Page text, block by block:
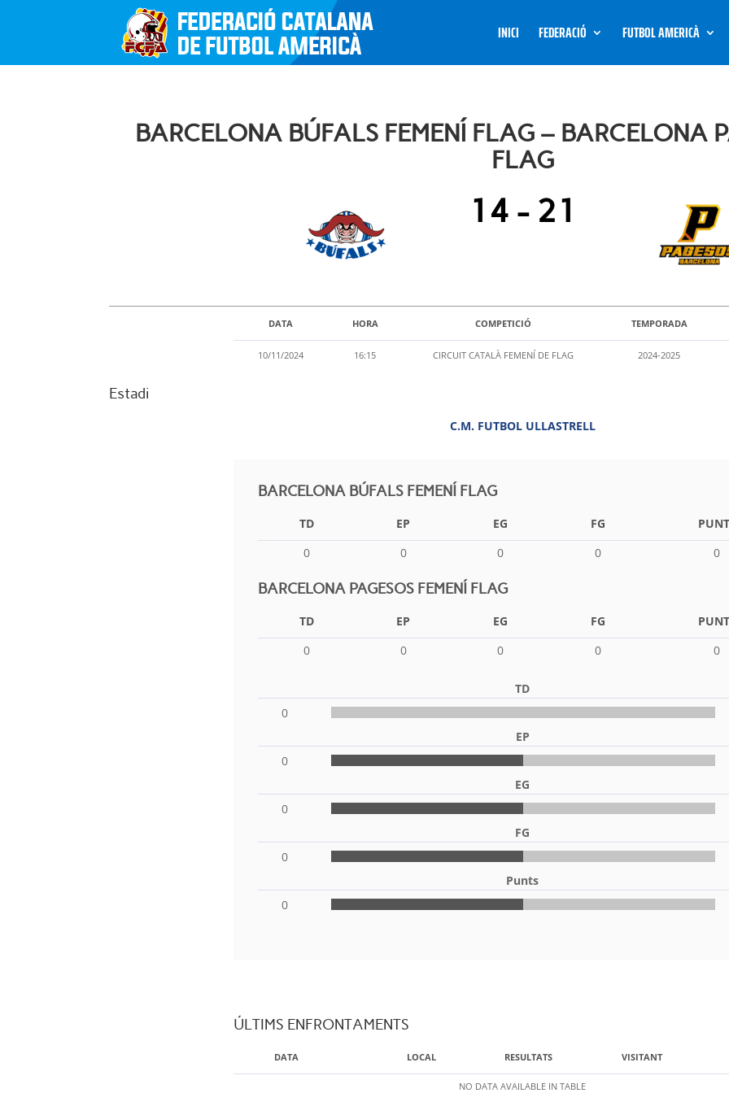
INICI FEDERACIÓ FUTBOL AMERICÀ
BARCELONA BÚFALS FEMENÍ FLAG – BARCELONA
FLAG
14 - 21
DATA HORA COMPETICIÓ TEMPORADA
10/11/2024 16:15 CIRCUIT CATALÀ FEMENÍ DE FLAG 2024-2025
Estadi
C.M. FUTBOL ULLASTRELL
BARCELONA BÚFALS FEMENÍ FLAG
TD EP EG FG
0
0 0 0 0
BARCELONA PAGESOS FEMENÍ FLAG
TD EP EG FG
0
0 0 0 0
TD
0
EP
0
EG
0
FG
0
Punts
0
ÚLTIMS ENFRONTAMENTS
DATA LOCAL RESULTATS VISITANT
NO DATA AVAILABLE IN TABLE